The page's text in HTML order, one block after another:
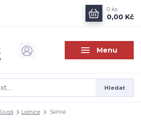
Menu
Hledat
0 ks
0,00 Kč
Úvod Ložnice Skříně